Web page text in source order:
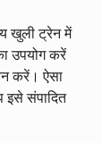
खुली ट्रेन में
उपयोग करें
करें। ऐसा
इसे संपादित